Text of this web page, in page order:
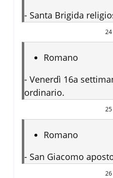
- Santa Brigida
24
Romano
- Venerdì 16a
ordinario.
25
Romano
- San Giacomo
26